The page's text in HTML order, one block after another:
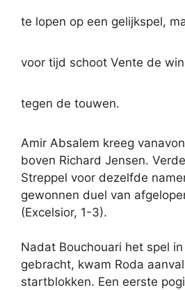
te lopen op een gelijkspel,
voor tijd schoot Vente de
tegen de touwen.
Amir Absalem kreeg
boven Richard Jensen.
Streppel voor dezelfde
gewonnen duel van
(Excelsior, 1-3).
Nadat Bouchouari het spel
gebracht, kwam Roda
startblokken. Een eerste